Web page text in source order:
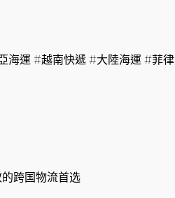
海運 #越南快遞 #大陸海運 #菲律
跨国物流首选